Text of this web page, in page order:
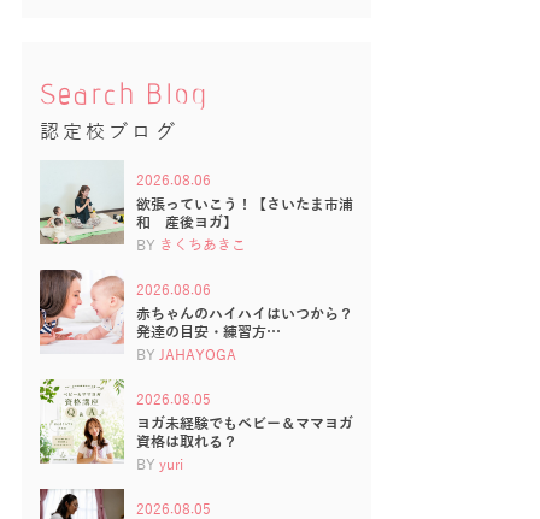
Search Blog
認定校ブログ
2026.08.06
欲張っていこう！【さいたま市浦
和 産後ヨガ】
BY きくちあきこ
2026.08.06
赤ちゃんのハイハイはいつから？
発達の目安・練習方…
BY JAHAYOGA
2026.08.05
ヨガ未経験でもベビー＆ママヨガ
資格は取れる？
BY yuri
2026.08.05